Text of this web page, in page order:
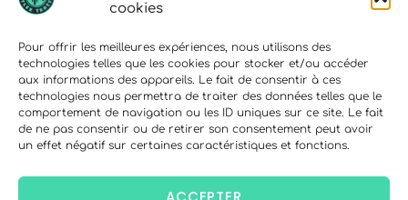
cookies
Pour offrir les meilleures expériences, nous utilisons des
technologies telles que les cookies pour stocker et/ou accéder
aux informations des appareils. Le fait de consentir à ces
technologies nous permettra de traiter des données telles que le
comportement de navigation ou les ID uniques sur ce site. Le fait
de ne pas consentir ou de retirer son consentement peut avoir
un effet négatif sur certaines caractéristiques et fonctions.
30 rue Edouard Richard
68000 Colmar
Téléphone